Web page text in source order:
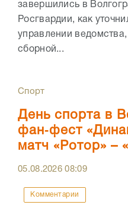
завершились в
Росгвардии, как
управлении
сборной...
Спорт
День спорта в
фан‑фест
матч «Ротор» –
05.08.202608:09
Комментарии